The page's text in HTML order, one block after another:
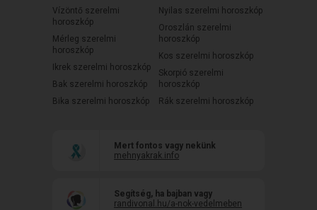
Vízöntő szerelmi
horoszkóp
Mérleg szerelmi
horoszkóp
Ikrek szerelmi horoszkóp
Bak szerelmi horoszkóp
Bika szerelmi horoszkóp
Nyilas szerelmi horoszkóp
Oroszlán szerelmi
horoszkóp
Kos szerelmi horoszkóp
Skorpió szerelmi
horoszkóp
Rák szerelmi horoszkóp
Mert fontos vagy nekünk
mehnyakrak.info
Segítség, ha bajban vagy
randivonal.hu/a-nok-vedelmeben